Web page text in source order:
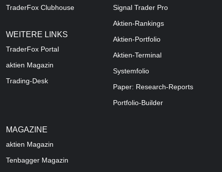
TraderFox Clubhouse
WEITERE LINKS
TraderFox Portal
aktien Magazin
Trading-Desk
Signal Trader Pro
Aktien-Rankings
Aktien-Portfolio
Aktien-Terminal
Systemfolio
Paper: Research-Reports
Portfolio-Builder
MAGAZINE
aktien Magazin
Tenbagger Magazin